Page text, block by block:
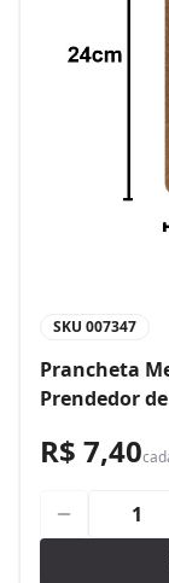
SKU 007347
Prancheta
Prendedor
R$ 7,40